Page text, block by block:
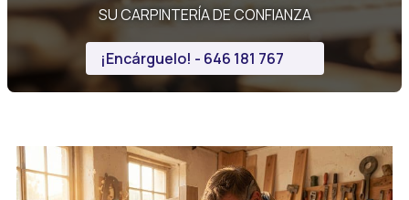
SU CARPINTERÍA DE CONFIANZA
¡Encárguelo! - 646 181 767